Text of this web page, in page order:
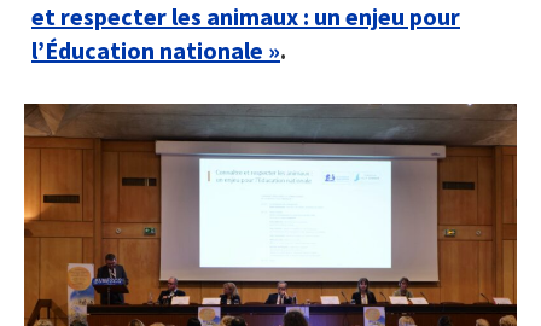
et respecter les animaux : un enjeu pour
l’Éducation nationale ».